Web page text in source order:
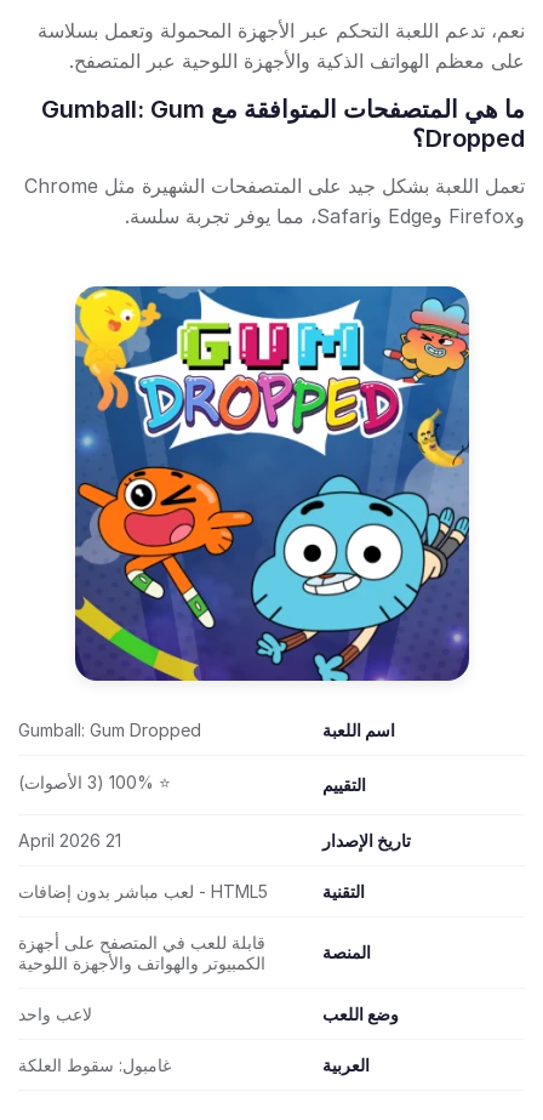
نعم، تدعم اللعبة التحكم عبر الأجهزة المحمولة وتعمل بسلاسة
على معظم الهواتف الذكية والأجهزة اللوحية عبر المتصفح.
ما هي المتصفحات المتوافقة مع Gumball: Gum
Dropped؟
تعمل اللعبة بشكل جيد على المتصفحات الشهيرة مثل Chrome
وFirefox وEdge وSafari، مما يوفر تجربة سلسة.
اسم اللعبة Gumball: Gum Dropped
التقييم ⭐ 100% (3 الأصوات)
تاريخ الإصدار 21 April 2026
التقنية HTML5 - لعب مباشر بدون إضافات
المنصة
قابلة للعب في المتصفح على أجهزة
الكمبيوتر والهواتف والأجهزة اللوحية
وضع اللعب لاعب واحد
العربية غامبول: سقوط العلكة